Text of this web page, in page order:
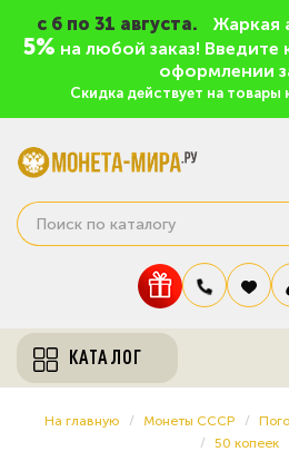
c 6 по 31 августа. Жаркая
5% на любой заказ! Введите
оформлении
Скидка действует на товары
КАТАЛОГ
На главную Монеты СССР
50 копеек